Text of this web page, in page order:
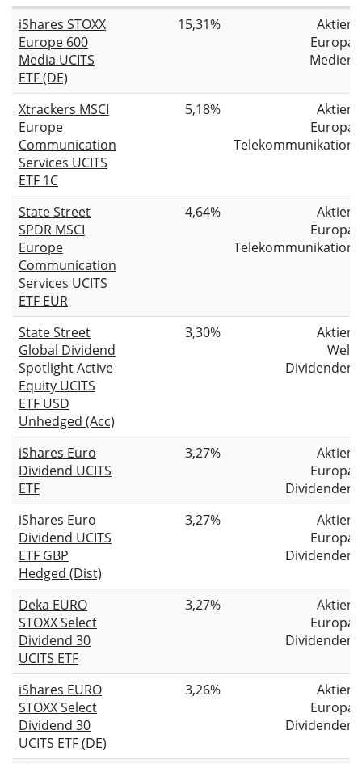
iShares STOXX
Europe 600
Media UCITS
ETF (DE)
15,31%
Aktien
Europa
Medien
Xtrackers MSCI
Europe
Communication
Services UCITS
ETF 1C
5,18%
Aktien
Europa
Telekommunikation
State Street
SPDR MSCI
Europe
Communication
Services UCITS
ETF EUR
4,64%
Aktien
Europa
Telekommunikation
State Street
Global Dividend
Spotlight Active
Equity UCITS
ETF USD
Unhedged (Acc)
3,30%
Aktien
Welt
Dividenden
iShares Euro
Dividend UCITS
ETF
3,27%
Aktien
Europa
Dividenden
iShares Euro
Dividend UCITS
ETF GBP
Hedged (Dist)
3,27%
Aktien
Europa
Dividenden
Deka EURO
STOXX Select
Dividend 30
UCITS ETF
3,27%
Aktien
Europa
Dividenden
iShares EURO
STOXX Select
Dividend 30
UCITS ETF (DE)
3,26%
Aktien
Europa
Dividenden